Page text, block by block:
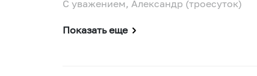
С уважением, Александр (троесуток)
Показать еще